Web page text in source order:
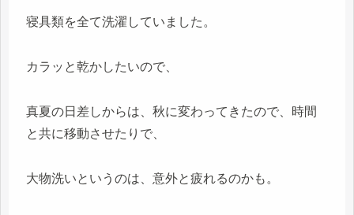
寝具類を全て洗濯していました。
カラッと乾かしたいので、
真夏の日差しからは、秋に変わってきたので、時間
と共に移動させたりで、
大物洗いというのは、意外と疲れるのかも。